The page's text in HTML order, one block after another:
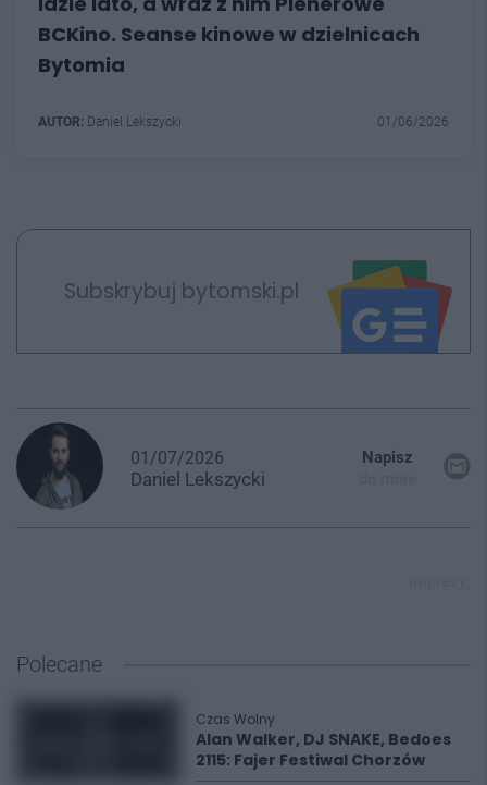
BCKino. Seanse kinowe w dzielnicach
Bytomia
AUTOR: Daniel Lekszycki 01/06/2026
Subskrybuj bytomski.pl
01/07/2026
Daniel Lekszycki
Napisz
Polecane
Czas Wolny
Alan Walker, DJ SNAKE, Bedoes
2115: Fajer Festiwal Chorzów